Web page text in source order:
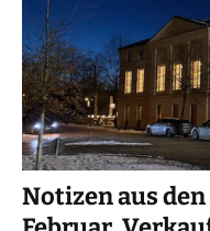
Notizen aus den